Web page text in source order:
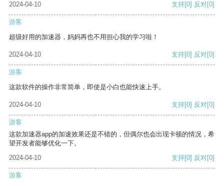
2024-04-10
支持[0] 反对[0]
游客
超级好用的加速器，妈妈再也不用担心我的学习啦！
2024-04-10 支持[0] 反对[0]
游客
这款软件的操作非常简单，即使是小白也能快速上手。
2024-04-10 支持[0] 反对[0]
游客
这款加速器app的加速效果还是不错的，但偶尔也会出现卡顿的情况，希
望开发者能够优化一下。
2024-04-10
支持[0] 反对[0]
游客